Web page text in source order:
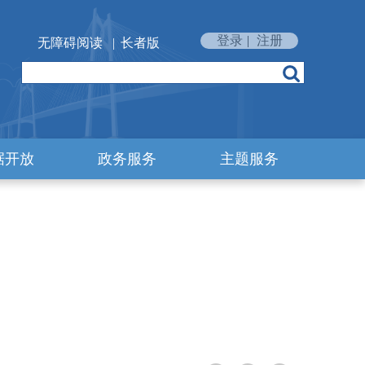
无障碍阅读 | 长者版 登录 | 注册
开放 政务服务 主题服务